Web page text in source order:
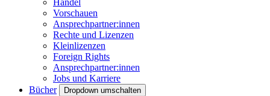
Handel
Vorschauen
Ansprechpartner:innen
Rechte und Lizenzen
Kleinlizenzen
Foreign Rights
Ansprechpartner:innen
Jobs und Karriere
Bücher
Dropdown umschalten